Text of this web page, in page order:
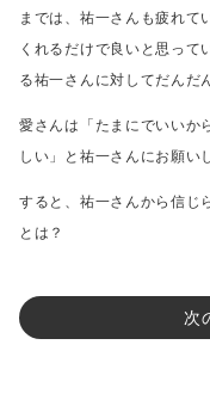
までは、祐一さんも疲れて
くれるだけで良いと思って
る祐一さんに対してだん
愛さんは「たまにでいいか
しい」と 祐一さんにお願い
すると、祐一さんから信じ
とは？
次